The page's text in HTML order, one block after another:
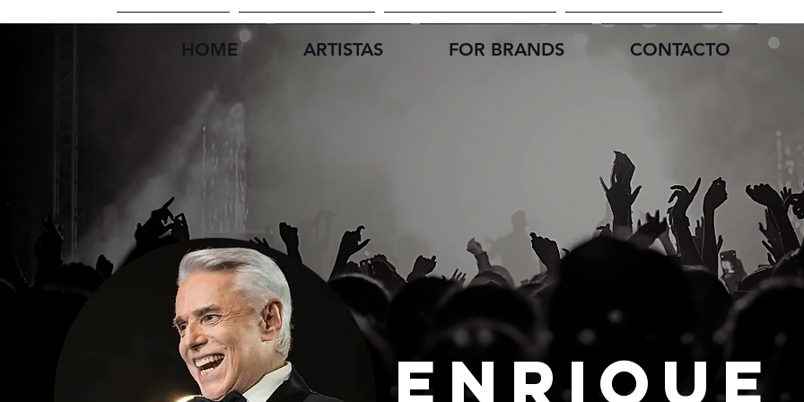
HOME ARTISTAS FOR BRANDS CONTACTO
HOME ARTISTAS FOR BRANDS CONTACTO